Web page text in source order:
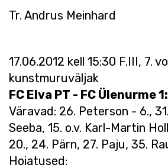
Tr. Andrus Meinhard
17.06.2012 kell 15:30 F.III, 7.
kunstmuruväljak
FC Elva PT - FC Ülenurme
Väravad: 26. Peterson - 6.,
Seeba, 15. o.v. Karl-Martin
20., 24. Pärn, 27. Paju, 35.
Hoiatused: